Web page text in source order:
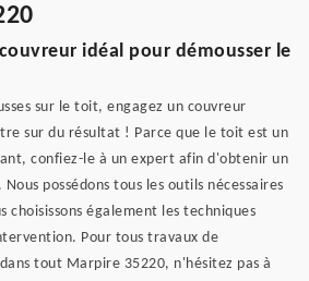
couvreur idéal pour démousser le
sur le toit, engagez un couvreur
sur du résultat ! Parce que le toit est un
confiez-le à un expert afin d'obtenir un
possédons tous les outils nécessaires
choisissons également les techniques
Pour tous travaux de
tout Marpire 35220, n'hésitez pas à